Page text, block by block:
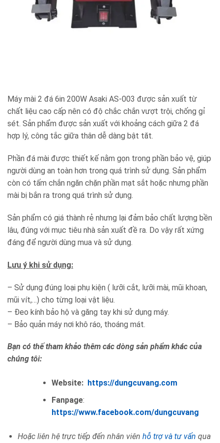
Máy mài 2 đá 6in 200W Asaki AS-003 được sản xuất từ
chất liệu cao cấp nên có độ chắc chắn vượt trội, chống gỉ
sét. Sản phẩm được sản xuất với khoảng cách giữa 2 đá
hợp lý, công tắc giữa thân dễ dàng bật tăt.
Phần đá mài được thiết kế nằm gọn trong phần bảo vệ, giúp
người dùng an toàn hơn trong quá trình sử dụng. Sản phẩm
còn có tấm chắn ngăn chặn phần mạt sắt hoặc nhưng phần
mài bị bắn ra trong quá trình sử dụng.
Sản phẩm có giá thành rẻ nhưng lại đảm bảo chất lượng bền
lâu, đúng với mục tiêu nhà sản xuất đề ra. Do vậy rất xứng
đáng để người dùng mua và sử dụng.
Lưu ý khi sử dụng:
– Sử dụng đúng loại phụ kiện ( lưỡi cắt, lưỡi mài, mũi khoan,
mũi vít,…) cho từng loại vật liệu.
– Đeo kính bảo hộ và găng tay khi sử dụng máy.
– Bảo quản máy nơi khô ráo, thoáng mát.
Bạn có thế tham khảo thêm các dòng sản phẩm khác của
chúng tôi:
Website: https://dungcuvang.com
Fanpage:
https://www.facebook.com/dungcuvang
Hoặc liên hệ trực tiếp đến nhân viên hỗ trợ và tư vấn qua